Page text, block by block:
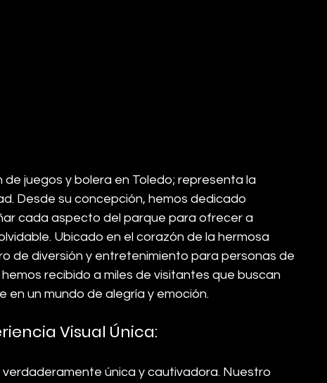
de juegos y bolera en Toledo; representa la
Desde su concepción, hemos dedicado
cada aspecto del parque para ofrecer a
Ubicado en el corazón de la hermosa
de diversión y entretenimiento para personas de
recibido a miles de visitantes que buscan
en un mundo de alegría y emoción.
Visual Única:
verdaderamente única y cautivadora. Nuestro